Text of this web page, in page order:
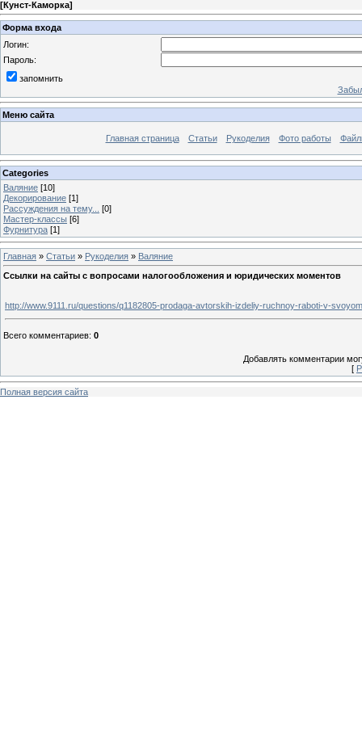
[Кунст-Каморка]
Форма входа
Логин:
Пароль:
запомнить
Меню сайта
Главная страница Статьи Рукоделия Фото работы
Categories
Валяние [10]
Декорирование [1]
Рассуждения на тему...
[0]
Мастер-классы [6]
Фурнитура [1]
Главная » Статьи » Рукоделия » Валяние
Ссылки на сайты с вопросами налогообложения и юридических моментов
http://www.9111.ru/questions/q1182805-prodaga-avtorskih-izdeliy-ruchnoy-raboti-v-
Всего комментариев: 0
Добавлять комментарии
[
Полная версия сайта